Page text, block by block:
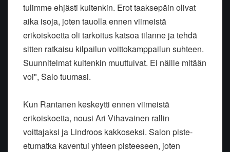
tulimme ehjästi kuitenkin. Erot taaksepäin olivat
aika isoja, joten tauolla ennen viimeistä
erikoiskoetta oli tarkoitus katsoa tilanne ja tehdä
sitten ratkaisu kilpailun voittokamppailun suhteen.
Suunnitelmat kuitenkin muuttuivat. Ei näille mitään
voi", Salo tuumasi.
Kun Rantanen keskeytti ennen viimeistä
erikoiskoetta, nousi Ari Vihavainen rallin
voittajaksi ja Lindroos kakkoseksi. Salon piste-
etumatka kaventui yhteen pisteeseen, joten